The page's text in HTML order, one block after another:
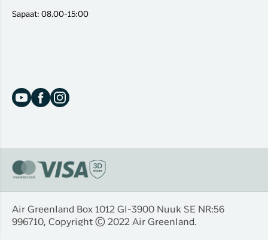
Sapaat: 08.00-15:00
Air Greenland Box 1012 Gl-3900 Nuuk SE NR:56
996710, Copyright © 2022 Air Greenland.